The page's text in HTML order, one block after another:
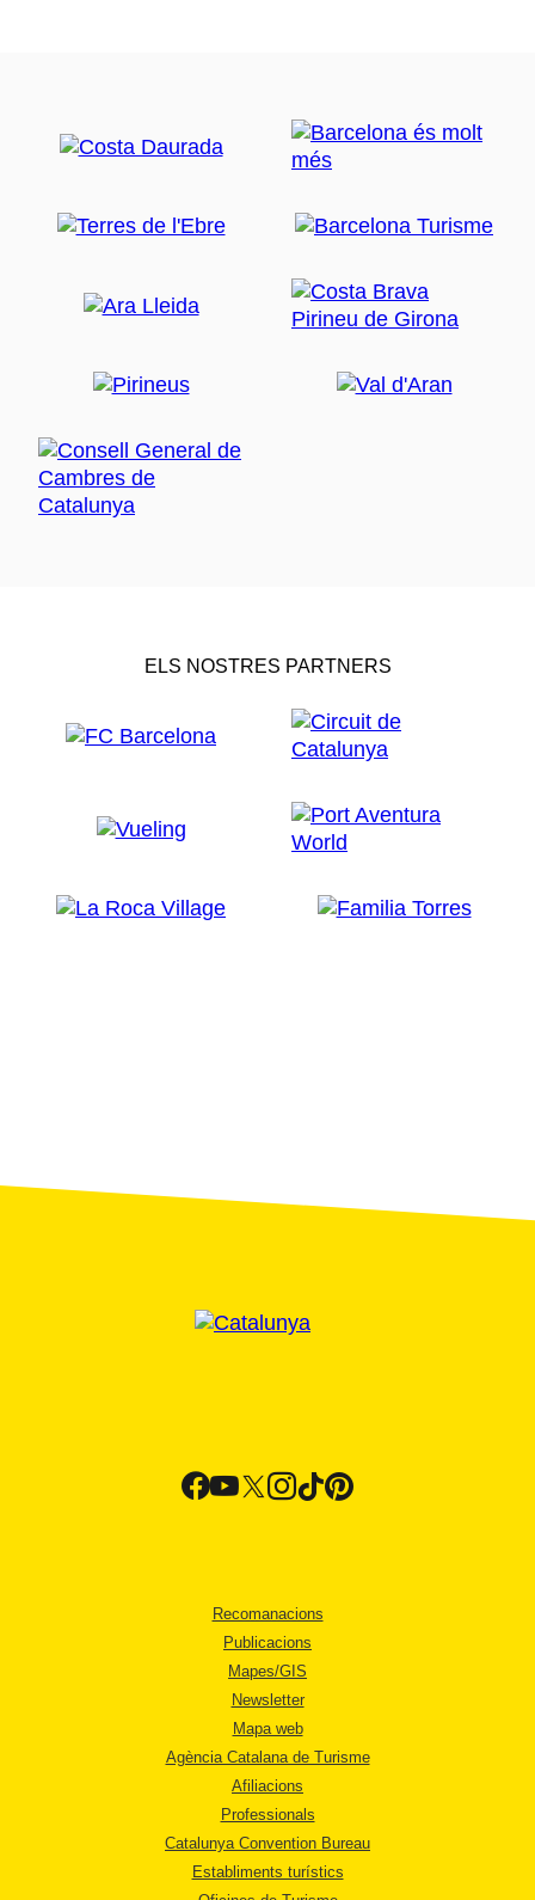
ELS NOSTRES PARTNERS
Recomanacions
Publicacions
Mapes/GIS
Newsletter
Mapa web
Agència Catalana de Turisme
Afiliacions
Professionals
Catalunya Convention Bureau
Establiments turístics